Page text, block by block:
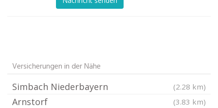
Versicherungen in der Nähe
Simbach Niederbayern (2.28 km)
Arnstorf (3.83 km)